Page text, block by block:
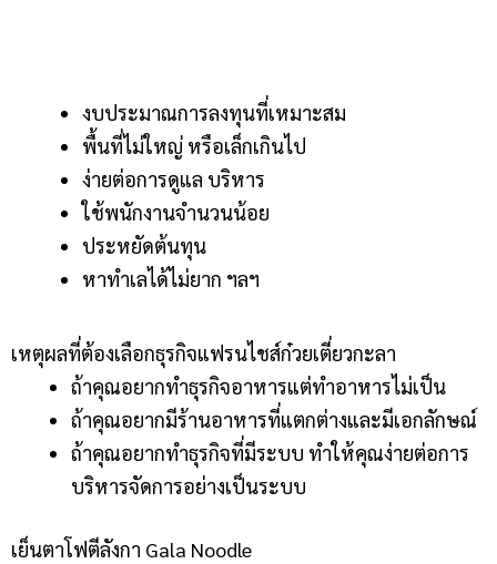
งบประมาณการลงทุนที่เหมาะสม
พื้นที่ไม่ใหญ่ หรือเล็กเกินไป
ง่ายต่อการดูแล บริหาร
ใช้พนักงานจำนวนน้อย
ประหยัดต้นทุน
หาทำเลได้ไม่ยาก ฯลฯ
เหตุผลที่ต้องเลือกธุรกิจแฟรนไชส์ก๋วยเตี่ยวกะลา
ถ้าคุณอยากทำธุรกิจอาหารแต่ทำอาหารไม่เป็น
ถ้าคุณอยากมีร้านอาหารที่แตกต่างและมีเอกลักษณ์
ถ้าคุณอยากทำธุรกิจที่มีระบบ ทำให้คุณง่ายต่อการ
บริหารจัดการอย่างเป็นระบบ
เย็นตาโฟตีลังกา Gala Noodle